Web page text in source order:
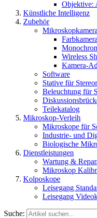
Objektive:
Künstliche Intelligenz
Zubehör
Wireless
Kamera-
Software
Stative für
Beleuchtung für
Teilekatalog
Mikroskop-Verleih
Mikroskope für
Industrie- und
Biologische
Dienstleistungen
Wartung &
Mikroskop
Kolposkope
Leisegang
Leisegang
Suche: